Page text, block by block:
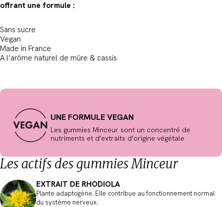
offrant une formule :
Sans sucre
Vegan
Made in France
A l’arôme naturel de mûre & cassis
UNE FORMULE VEGAN
Les gummies Minceur sont un concentré de
nutriments et d'extraits d'origine végétale
Les actifs des gummies Minceur
EXTRAIT DE RHODIOLA
Plante adaptogène. Elle contribue au fonctionnement normal
du système nerveux.